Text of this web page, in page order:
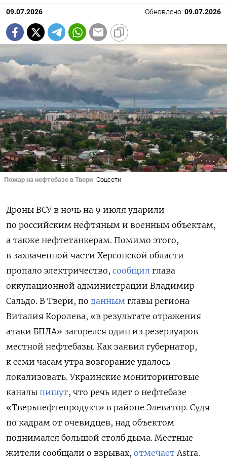
09.07.2026 Обновлено: 09.07.2026
Пожар на нефтебазе в Твери Соцсети
Дроны ВСУ в ночь на 9 июля ударили
по российским нефтяным и военным объектам,
а также нефтетанкерам. Помимо этого,
в захваченной части Херсонской области
пропало электричество, сообщил глава
оккупационной администрации Владимир
Сальдо. В Твери, по данным главы региона
Виталия Королева, «в результате отражения
атаки БПЛА» загорелся один из резервуаров
местной нефтебазы. Как заявил губернатор,
к семи часам утра возгорание удалось
локализовать. Украинские мониторинговые
каналы пишут, что речь идет о нефтебазе
«Тверьнефтепродукт» в районе Элеватор. Судя
по кадрам от очевидцев, над объектом
поднимался большой столб дыма. Местные
жители сообщали о взрывах, отмечаетAstra.